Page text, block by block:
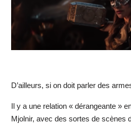
D’ailleurs, si on doit parler des
Il y a une relation « dérangeante »
Mjolnir, avec des sortes de scènes